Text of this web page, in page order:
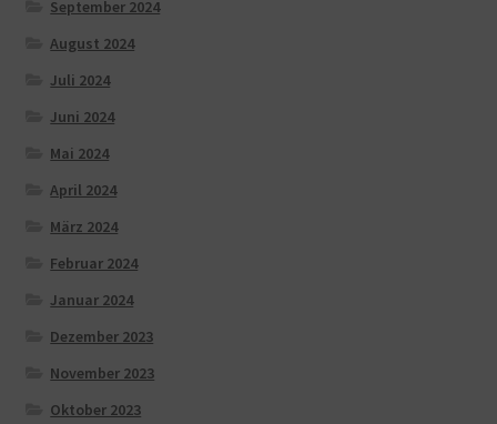
September 2024
August 2024
Juli 2024
Juni 2024
Mai 2024
April 2024
März 2024
Februar 2024
Januar 2024
Dezember 2023
November 2023
Oktober 2023